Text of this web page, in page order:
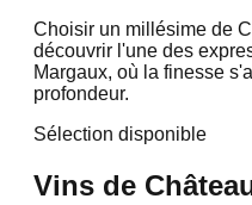
Choisir un millésime de
découvrir l'une des
Margaux, où la finesse
profondeur.
Sélection disponible
Vins de